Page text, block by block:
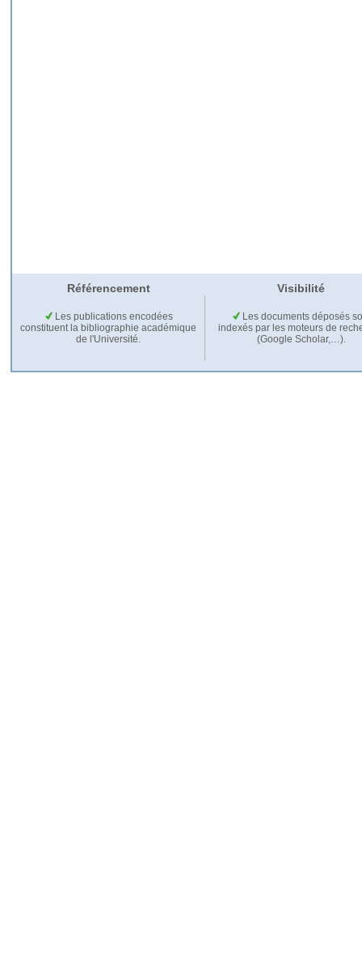
Référencement Visibilité
Les publications encodées
constituent la bibliographie académique
de l'Université.
Les documents déposés
indexés par les moteurs de
(Google Scholar,…).